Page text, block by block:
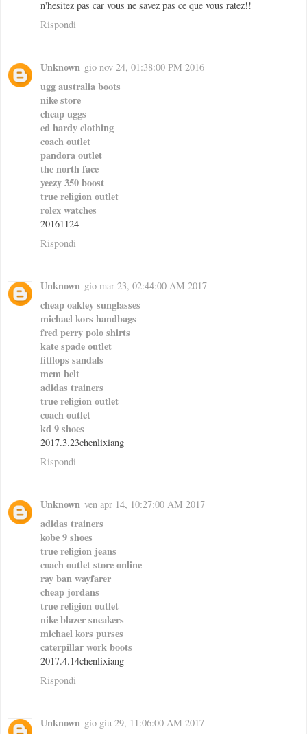
n'hesitez pas car vous ne savez pas ce que vous ratez!!
Rispondi
Unknown gio nov 24, 01:38:00 PM 2016
ugg australia boots
nike store
cheap uggs
ed hardy clothing
coach outlet
pandora outlet
the north face
yeezy 350 boost
true religion outlet
rolex watches
20161124
Rispondi
Unknown gio mar 23, 02:44:00 AM 2017
cheap oakley sunglasses
michael kors handbags
fred perry polo shirts
kate spade outlet
fitflops sandals
mcm belt
adidas trainers
true religion outlet
coach outlet
kd 9 shoes
2017.3.23chenlixiang
Rispondi
Unknown ven apr 14, 10:27:00 AM 2017
adidas trainers
kobe 9 shoes
true religion jeans
coach outlet store online
ray ban wayfarer
cheap jordans
true religion outlet
nike blazer sneakers
michael kors purses
caterpillar work boots
2017.4.14chenlixiang
Rispondi
Unknown gio giu 29, 11:06:00 AM 2017